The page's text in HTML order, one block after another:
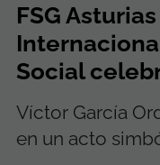
FSG
Social
Víctor García
en un acto